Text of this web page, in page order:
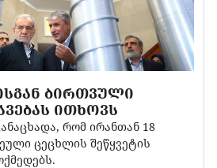
ᲑᲘᲠᲗᲕᲣᲚᲘ
ᲘᲗᲮᲝᲕᲡ
რომ ირანთან 18
ცეცხლის შეწყვეტის